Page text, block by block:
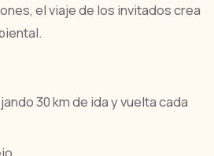
el viaje de los invitados crea
30 km de ida y vuelta cada